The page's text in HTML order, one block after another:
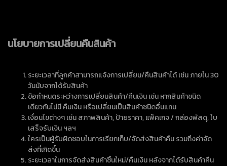
นโยบายการเปลี่ยนคืนสินค้า
ระยะเวลาที่ลูกค้าสามารถแจ้งการเปลี่ยน/คืนสินค้าได้ เช่น ภายใน 30
วันนับจากได้รับสินค้า
ข้อกำหนดระหว่างการเปลี่ยนสินค้า/คืนเงิน เช่น หากสินค้าชนิด
เดียวกันไม่มี คืนเงิน หรือเปลี่ยนเป็นสินค้าชนิดอื่นแทน
เงื่อนไขต่างๆ เช่น สภาพสินค้า, ป้ายราคา, แพ็คเกจ / กล่องพัสดุ, ใบ
เสร็จรับเงิน ฯลฯ
ใครเป็นผู้รับผิดชอบในการเรียกเก็บ/จัดส่งสินค้าคืน รวมถึงค่าจัด
ส่งที่เกิดขึ้น
ระยะเวลาในการจัดส่งสินค้าชิ้นใหม่/คืนเงิน หลังจากได้รับสินค้าคืน